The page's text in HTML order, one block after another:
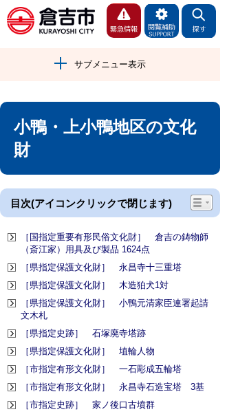
サブメニュー表示
小鴨・上小鴨地区の文化
財
目次(アイコンクリックで閉じます)
［国指定重要有形民俗文化財］ 倉吉の鋳物師
（斎江家）用具及び製品 1624点
［県指定保護文化財］ 永昌寺十三重塔
［県指定保護文化財］ 木造狛犬1対
［県指定保護文化財］ 小鴨元清家臣連署起請
文木札
［県指定史跡］ 石塚廃寺塔跡
［県指定保護文化財］ 埴輪人物
［市指定有形文化財］ 一石彫成五輪塔
［市指定有形文化財］ 永昌寺石造宝塔 3基
［市指定史跡］ 家ノ後口古墳群